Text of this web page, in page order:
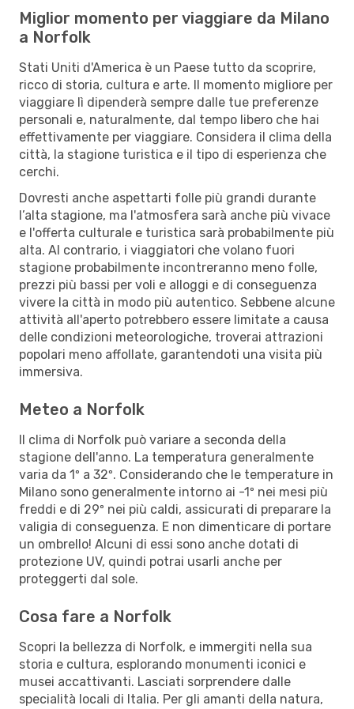
Miglior momento per viaggiare da Milano
a Norfolk
Stati Uniti d'America è un Paese tutto da scoprire,
ricco di storia, cultura e arte. Il momento migliore per
viaggiare lì dipenderà sempre dalle tue preferenze
personali e, naturalmente, dal tempo libero che hai
effettivamente per viaggiare. Considera il clima della
città, la stagione turistica e il tipo di esperienza che
cerchi.
Dovresti anche aspettarti folle più grandi durante
l’alta stagione, ma l'atmosfera sarà anche più vivace
e l'offerta culturale e turistica sarà probabilmente più
alta. Al contrario, i viaggiatori che volano fuori
stagione probabilmente incontreranno meno folle,
prezzi più bassi per voli e alloggi e di conseguenza
vivere la città in modo più autentico. Sebbene alcune
attività all'aperto potrebbero essere limitate a causa
delle condizioni meteorologiche, troverai attrazioni
popolari meno affollate, garantendoti una visita più
immersiva.
Meteo a Norfolk
Il clima di Norfolk può variare a seconda della
stagione dell'anno. La temperatura generalmente
varia da 1º a 32º. Considerando che le temperature in
Milano sono generalmente intorno ai -1º nei mesi più
freddi e di 29º nei più caldi, assicurati di preparare la
valigia di conseguenza. E non dimenticare di portare
un ombrello! Alcuni di essi sono anche dotati di
protezione UV, quindi potrai usarli anche per
proteggerti dal sole.
Cosa fare a Norfolk
Scopri la bellezza di Norfolk, e immergiti nella sua
storia e cultura, esplorando monumenti iconici e
musei accattivanti. Lasciati sorprendere dalle
specialità locali di Italia. Per gli amanti della natura,